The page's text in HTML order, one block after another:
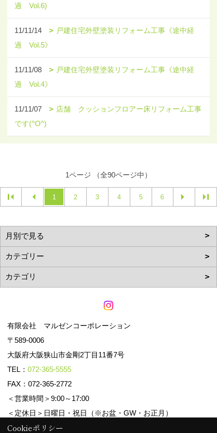
過 Vol.6)
11/11/14
戸建住宅外壁塗装リフォーム工事《途中経
過 Vol.5》
11/11/08
戸建住宅外壁塗装リフォーム工事《途中経
過 Vol.4》
11/11/07
店舗 クッションフロアー床リフォーム工事
です(^O^)
1ページ （全90ページ中）
1 2 3 4 5 6
有限会社 マルゼンコーポレーション
〒589-0006
大阪府大阪狭山市金剛2丁目11番7号
TEL： 072-365-5555
FAX：072-365-2772
＜営業時間＞9:00～17:00
＜定休日＞日曜日・祝日（※お盆・GW・お正月）
Cookieポリシー